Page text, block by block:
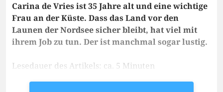
Carina de Vries ist 35 Jahre alt und eine wichtige
Frau an der Küste. Dass das Land vor den
Launen der Nordsee sicher bleibt, hat viel mit
ihrem Job zu tun. Der ist manchmal sogar lustig.
Lesedauer des Artikels: ca. 5 Minuten